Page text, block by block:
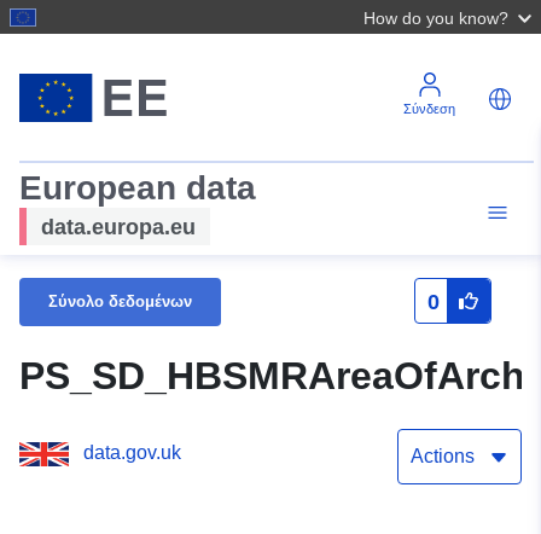
How do you know?
Σύνδεση
European data
data.europa.eu
Σύνολο δεδομένων 0
data.gov.uk Actions